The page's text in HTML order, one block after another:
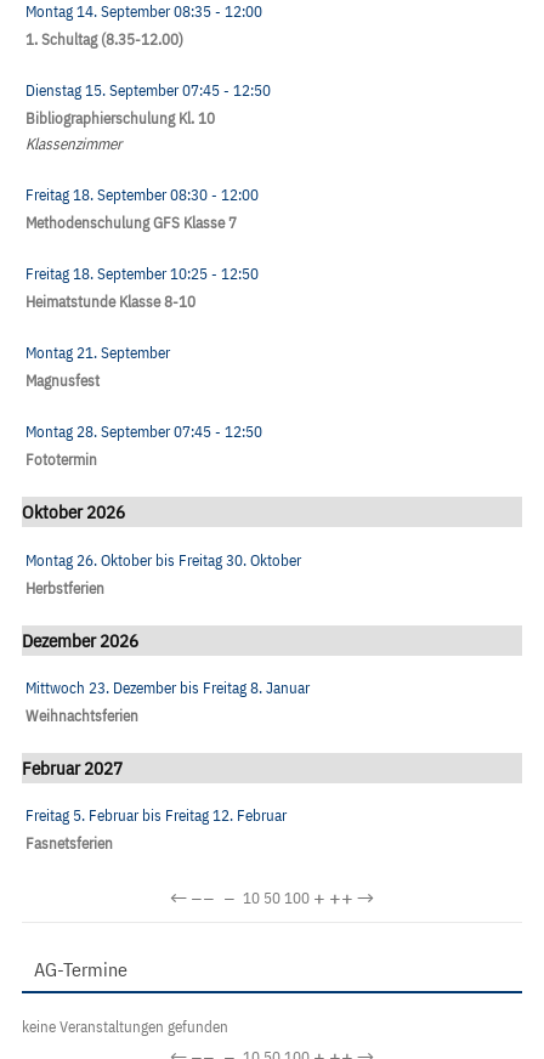
Montag 14. September08:35- 12:00
1. Schultag (8.35-12.00)
Dienstag 15. September07:45- 12:50
Bibliographierschulung Kl. 10
Klassenzimmer
Freitag 18. September08:30- 12:00
Methodenschulung GFS Klasse 7
Freitag 18. September10:25- 12:50
Heimatstunde Klasse 8-10
Montag 21. September
Magnusfest
Montag 28. September07:45- 12:50
Fototermin
Oktober 2026
Montag 26. Oktoberbis Freitag 30. Oktober
Herbstferien
Dezember 2026
Mittwoch 23. Dezemberbis Freitag 8. Januar
Weihnachtsferien
Februar 2027
Freitag 5. Februarbis Freitag 12. Februar
Fasnetsferien
←−− − 10 50100 + ++→
AG-Termine
keine Veranstaltungen gefunden